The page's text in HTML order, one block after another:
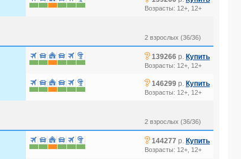
Возрасты: 12+, 12+
2 взрослых (36/36)
? 139266 р. Купить
Возрасты: 12+, 12+
? 146299 р. Купить
Возрасты: 12+, 12+
2 взрослых (36/36)
? 144277 р. Купить
Возрасты: 12+, 12+